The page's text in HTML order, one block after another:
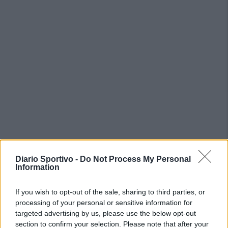
Diario Sportivo - Do Not Process My Personal
Information
If you wish to opt-out of the sale, sharing to third parties, or
processing of your personal or sensitive information for
targeted advertising by us, please use the below opt-out
section to confirm your selection. Please note that after your
PIÙ LETTI OGGI
Il Selargius rinforza il centrocampo con
Manuel Rinino e Samuele Vacca
6 Ago 2026